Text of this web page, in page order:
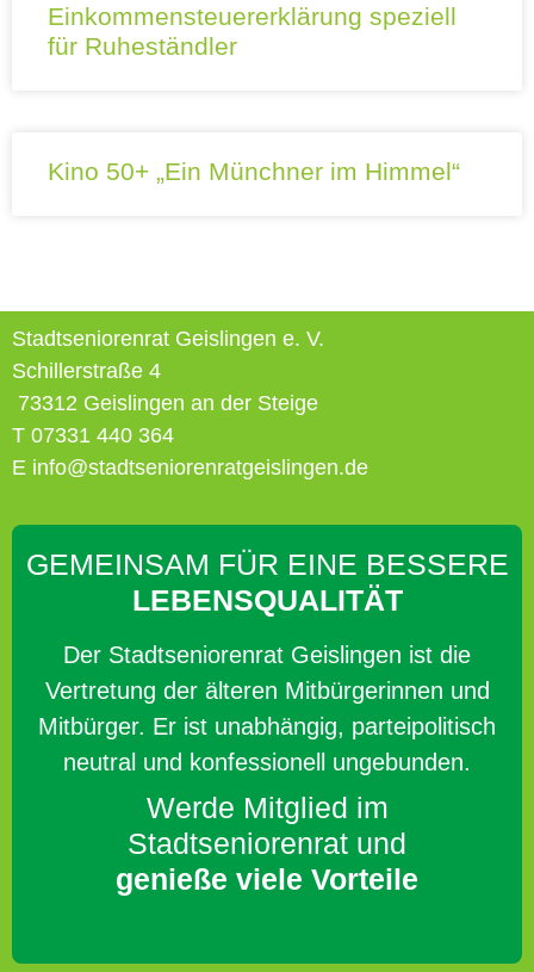
Einkommensteuererklärung speziell
für Ruheständler
Kino 50+ „Ein Münchner im Himmel“
Stadtseniorenrat Geislingen e. V.
Schillerstraße 4
73312 Geislingen an der Steige
T 07331 440 364
E info@stadtseniorenratgeislingen.de
GEMEINSAM FÜR EINE BESSERE
LEBENSQUALITÄT
Der Stadtseniorenrat Geislingen ist die
Vertretung der älteren Mitbürgerinnen und
Mitbürger. Er ist unabhängig, parteipolitisch
neutral und konfessionell ungebunden.
Werde Mitglied im
Stadtseniorenrat und
genieße viele Vorteile